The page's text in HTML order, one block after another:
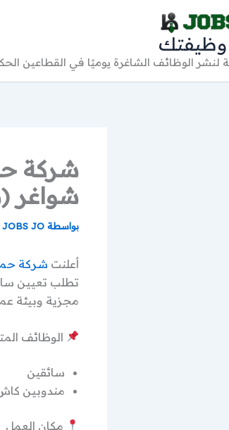
لنشر الوظائف الشاغرة يوميًا في القطاعين
شركة
شواغر
بواسطة JOBS JO
أعلنت شركة
تطلب تعيين
مجزية وبيئة
الوظائف
سائقين
مندوبين
مكان العمل